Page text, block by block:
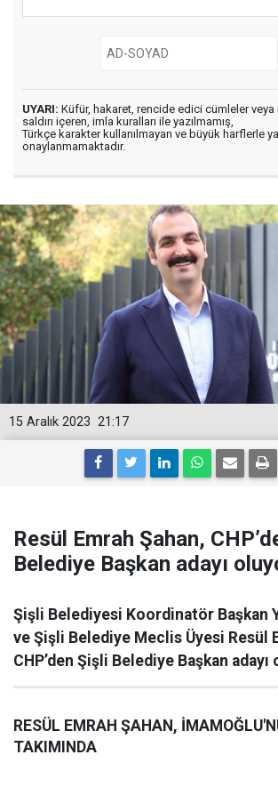
UYARI: Küfür, hakaret, rencide edici cümleler veya
saldırı içeren, imla kuralları ile yazılmamış,
Türkçe karakter kullanılmayan ve büyük harflerle
onaylanmamaktadır.
21:17
15 Aralık 2023
Resül Emrah Şahan,
Belediye Başkan adayı
Şişli Belediyesi Koordinatör Başkan
ve Şişli Belediye Meclis Üyesi Resül
CHP’den Şişli Belediye Başkan adayı
RESÜL EMRAH ŞAHAN,
TAKIMINDA